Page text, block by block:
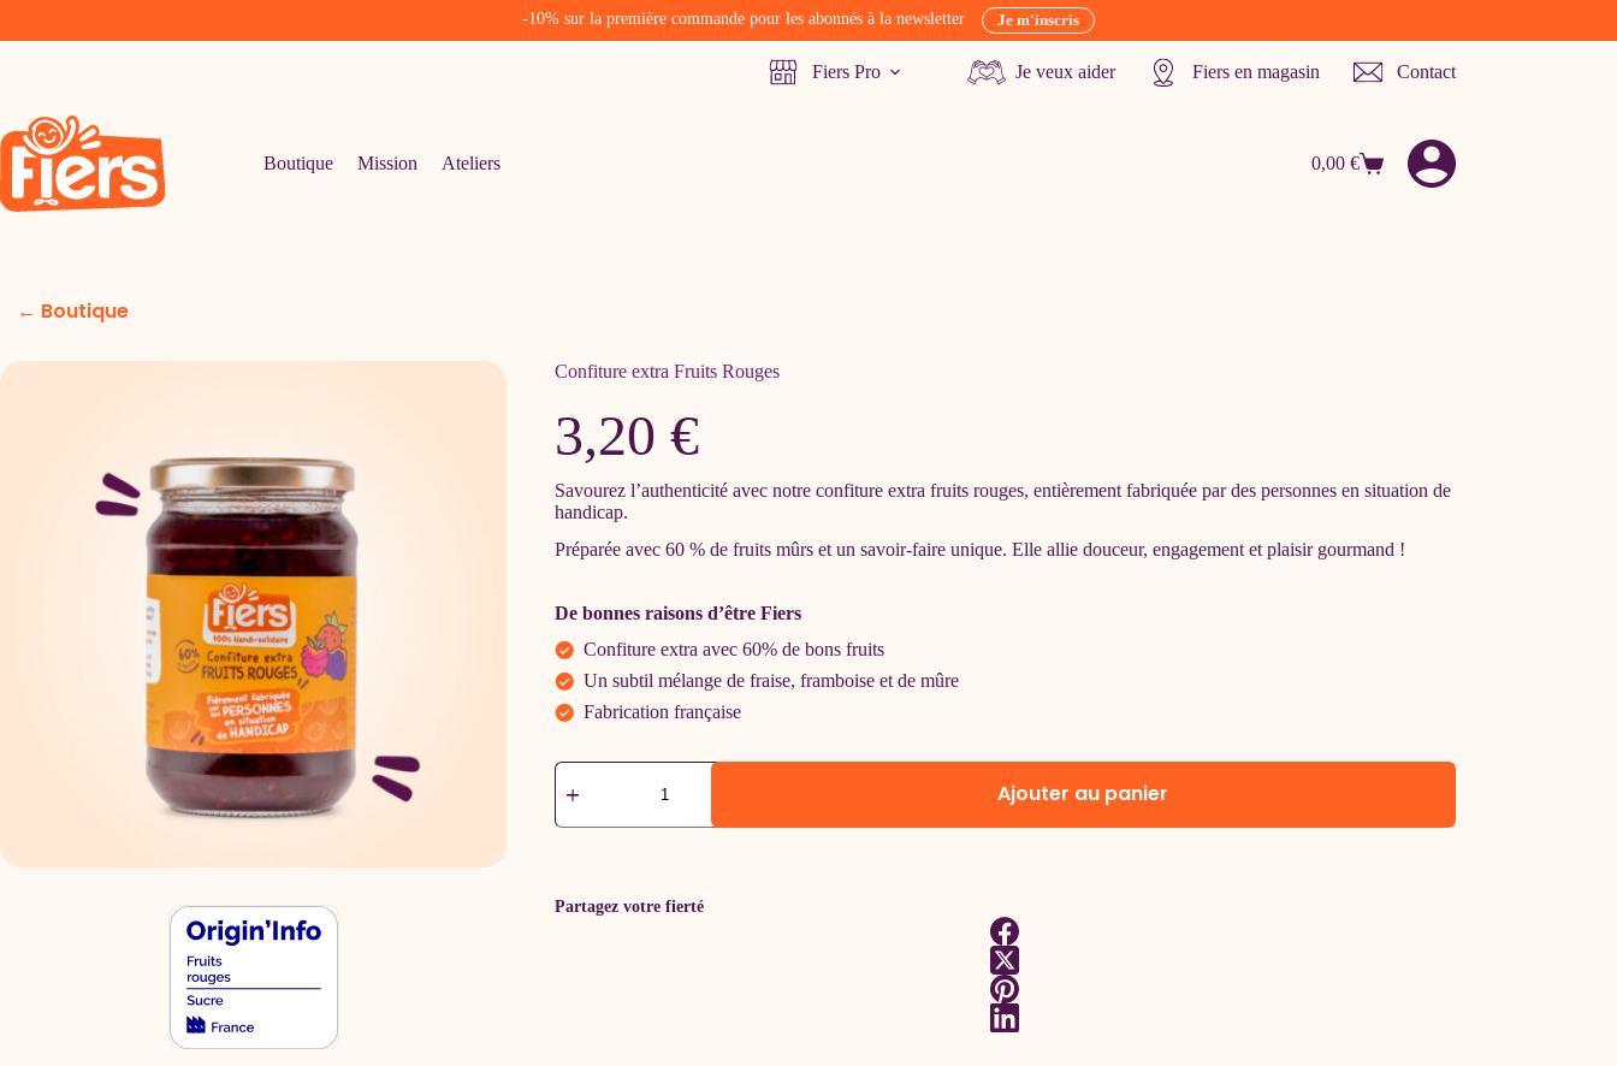
-10% sur la première commande pour les abonnés à la newsletter Je m'inscris
Fiers Pro Je veux aider Fiers en magasin Contact
Boutique Mission Ateliers
Panier
0,00 €
← Boutique
Confiture extra Fruits Rouges
3,20€
Savourez l’authenticité avec notreconfiture extra fruits rouges, entièrement fabriquée par des personnes en situation de
handicap.
Préparée avec 60 % de fruits mûrs et un savoir-faire unique. Elle allie douceur, engagement et plaisir gourmand !
De bonnes raisons d’être Fiers
Confiture extra avec 60% de bons fruits
Un subtil mélange de fraise, framboise et de mûre
Fabrication française
quantité
de
extra
Ajouter au panier
Partagez votre fierté